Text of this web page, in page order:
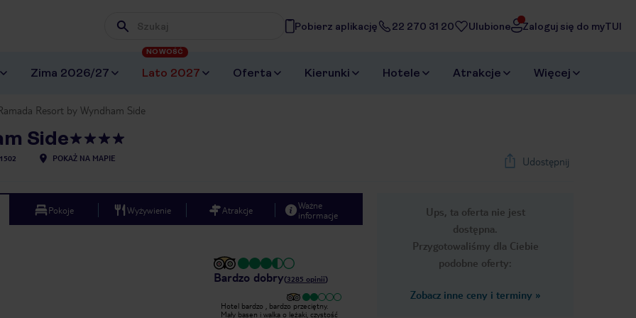
Wpisz frazę, której szukasz
Pobierz aplikację 22 270 31 20 Ulubione Zaloguj się do myTUI
Zima 2026/27 Lato 2027
NOWOŚĆ
Oferta Kierunki Hotele Atrakcje Więcej
Resort by Wyndham Side
Side
POKAŻ NA MAPIE Udostępnij
Ups, ta oferta nie jest
dostępna.
Przygotowaliśmy dla Ciebie
podobne oferty:
Zobacz inne ceny i terminy »
Pokoje Wyżywienie Atrakcje
Ważne
informacje
Bardzo dobry(3285 opinii)
Hotel bardzo , bardzo przeciętny.
Mały basen i walka o leżaki, czystość